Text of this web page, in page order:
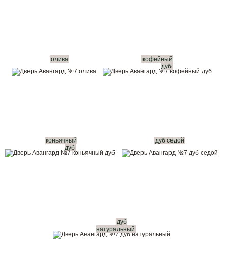
олива
кофейный
дуб
коньячный
дуб
дуб седой
дуб
натуральный